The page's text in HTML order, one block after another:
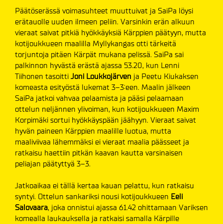
Päätöserässä voimasuhteet muuttuivat ja SaiPa löysi
erätauolle uuden ilmeen peliin. Varsinkin erän alkuun
vieraat saivat pitkiä hyökkäyksiä Kärppien päätyyn, mutta
kotijoukkueen maalilla Myllykangas otti tärkeitä
torjuntoja pitäen Kärpät mukana pelissä. SaiPa sai
palkinnon hyvästä erästä ajassa 53.20, kun Lenni
Tiihonen tasoitti Joni Loukkojärven ja Peetu Kiukaksen
komeasta esityöstä lukemat 3–3:een. Maalin jälkeen
SaiPa jatkoi vahvaa pelaamista ja pääsi pelaamaan
ottelun neljännen ylivoiman, kun kotijoukkueen Maxim
Korpimäki sortui hyökkäyspään jäähyyn. Vieraat saivat
hyvän paineen Kärppien maalille luotua, mutta
maaliviivaa lähemmäksi ei vieraat maalia päässeet ja
ratkaisu haettiin pitkän kaavan kautta varsinaisen
peliajan päätyttyä 3–3.
Jatkoaikaa ei tällä kertaa kauan pelattu, kun ratkaisu
syntyi. Ottelun sankariksi nousi kotijoukkueen Eeli
Salovaara, joka onnistui ajassa 61.42 ohittamaan Variksen
komealla laukauksella ja ratkaisi samalla Kärpille